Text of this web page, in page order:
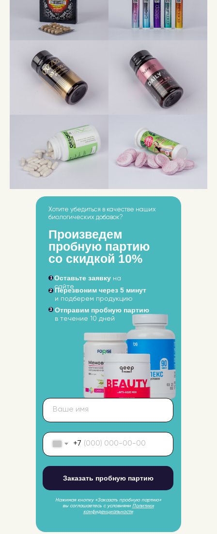
Произведем
пробную партию
со скидкой 10%
Оставьте заявку на
сайте
1
Заказать пробную партию
Перезвоним через 5 минут
и подберем продукцию
2
+7
Заказать пробную партию
Нажимая кнопку «Заказать пробную партию»
вы соглашаетесь с условиями Политики
конфиденциальности
Хотите убедиться в качестве наших
биологических добавок?
Отправим пробную партию
в течение 10 дней
3
ВОПРОСЫ
8 (916) 793-54-28
info@zdravpharm.com
Официальный магазин
Соглашение о конфиденциальности
Обработка персональных данных
Купить
Заказывайте
с выгодой
БАД. НЕ ЯВЛЯЕТСЯ
ЛЕКАРСТВЕННЫМ
СРЕДСТВОМ
Позвонить
Размещённые на сайте продукты не являются
лекарственными средствами
деятельность и не оказывает пользователям сайта
медицинские услуги, в том числе направленные
на профилактику, диагностику и лечение
Акции